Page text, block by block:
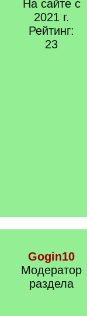
На сайте с
2021 г.
Рейтинг:
23
Gogin10
Модератор
раздела